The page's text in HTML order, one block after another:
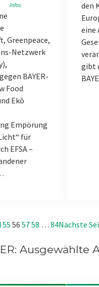
Infos
Greenpeace,
Netzwerk
BAYER-
Food
Ekō
Empörung
für
EFSA –
den
eine
gibt
55 56 5758 … 84Nächste
Ausgewählte